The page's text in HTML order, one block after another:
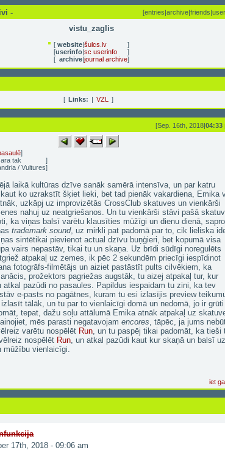
- [entries|archive|friends|
vistu_zaglis
[ website| šulcs.lv
]
[userinfo| sc userinfo
]
[ archive| journal archive]
[ Links: VZL ]
[Sep. 16th, 2018|04:33
]
tak
]
/ Vultures]
laikā kultūras dzīve sanāk samērā intensīva, un par katru
ko uzrakstīt šķiet lieki, bet tad pienāk vakardiena, Emika
uzkāpj uz improvizētās CrossClub skatuves un vienkārši
nahuj uz neatgriešanos. Un tu vienkārši stāvi pašā
ka viņas balsī varētu klausīties mūžīgi un dienu dienā,
trademark sound, uz mirkli pat padomā par to, cik lieliska
sintētikai pievienot actual dzīvu buņģieri, bet kopumā visa
vairs nepastāv, tikai tu un skaņa. Uz brīdi sūdīgi noregulēts
atpakaļ uz zemes, ik pēc 2 sekundēm priecīgi iespīdinot
fotogrāfs-filmētājs un aiziet pastāstīt pults cilvēkiem, ka
prožektors pagriežas augstāk, tu aizej atpakaļ tur, kur
atkal pazūdi no pasaules. Papildus iespaidam tu zini, ka tev
e-pasts no pagātnes, kuram tu esi izlasījis preview
tālāk, un tu par to vienlaicīgi domā un nedomā, jo ir grūti
tepat, dažu soļu attālumā Emika atnāk atpakaļ uz
mēs parasti negatavojam encores , tāpēc, ja jums
varētu nospēlēt Run , un tu paspēj tikai padomāt, ka tieši
nospēlēt Run , un atkal pazūdi kaut kur skaņā un balsī uz
mūžību vienlaicīgi.
iet
17th, 2018 - 09:06 am